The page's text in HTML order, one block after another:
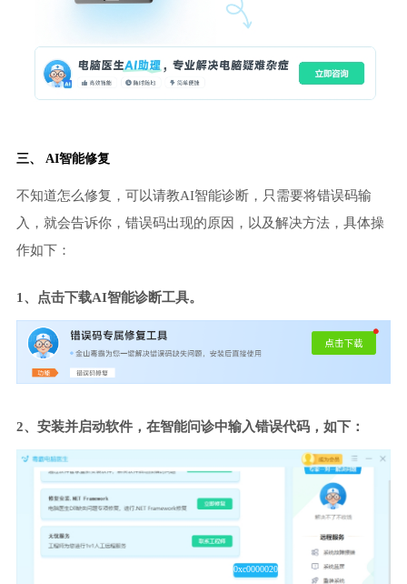
三、 AI智能修复
不知道怎么修复，可以请教AI智能诊断，只需要将错误码输
入，就会告诉你，错误码出现的原因，以及解决方法，具体操
作如下：
1、点击下载AI智能诊断工具。
2、安装并启动软件，在智能问诊中输入错误代码，如下：
0xc0000020